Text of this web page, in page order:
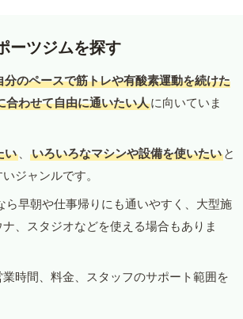
ーツジムを探す
分のペースで筋トレや有酸素運動を続けた
合わせて自由に通いたい人に向いていま
い 、 いろいろなマシンや設備を使いたい と
ジャンルです。
ら早朝や仕事帰りにも通いやすく、大型施
、スタジオなどを使える場合もありま
時間、料金、スタッフのサポート範囲を